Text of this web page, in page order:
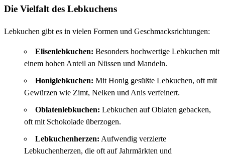
Die Vielfalt des Lebkuchens
Lebkuchen gibt es in vielen Formen und Geschmacksrichtungen:
Elisenlebkuchen: Besonders hochwertige Lebkuchen mit
einem hohen Anteil an Nüssen und Mandeln.
Honiglebkuchen: Mit Honig gesüßte Lebkuchen, oft mit
Gewürzen wie Zimt, Nelken und Anis verfeinert.
Oblatenlebkuchen: Lebkuchen auf Oblaten gebacken,
oft mit Schokolade überzogen.
Lebkuchenherzen: Aufwendig verzierte
Lebkuchenherzen, die oft auf Jahrmärkten und